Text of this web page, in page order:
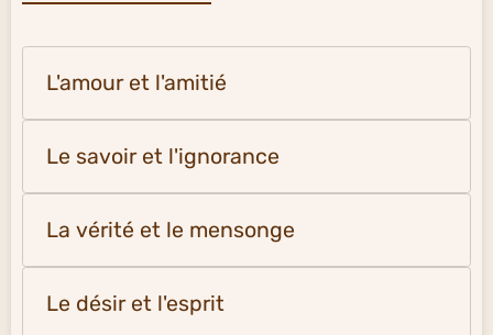
L'amour et l'amitié
Le savoir et l'ignorance
La vérité et le mensonge
Le désir et l'esprit